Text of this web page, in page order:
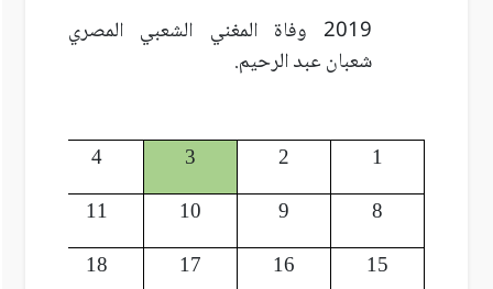
2019 وفاة المغني الشعبي المصري
شعبان عبد الرحيم.
1
2
3
4
8
9
10
11
15
16
17
18